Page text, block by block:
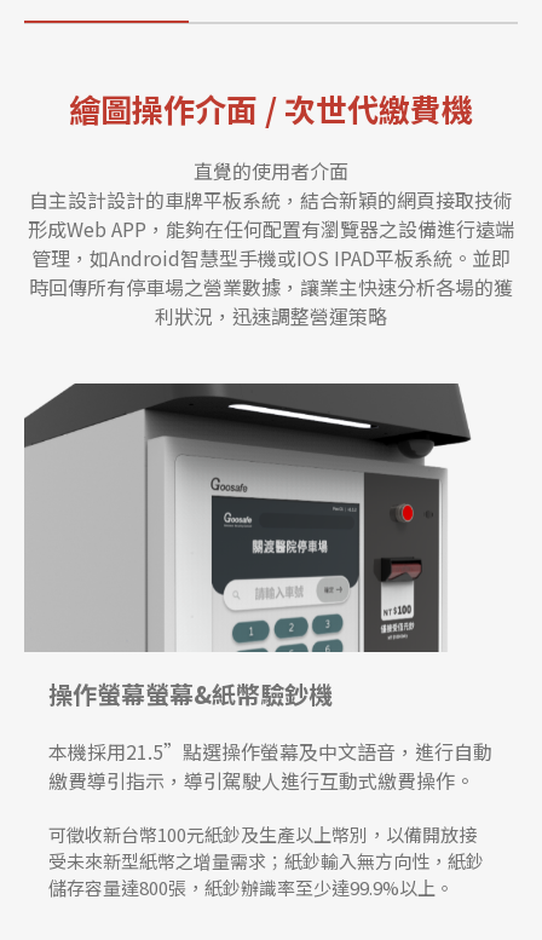
繪圖操作介面 / 次世代繳費機
直覺的使用者介面
自主設計設計的車牌平板系統，結合新穎的網頁接取技術
形成Web APP，能夠在任何配置有瀏覽器之設備進行遠端
管理，如Android智慧型手機或IOS IPAD平板系統。並即
時回傳所有停車場之營業數據，讓業主快速分析各場的獲
利狀況，迅速調整營運策略
操作螢幕螢幕&紙幣驗鈔機
本機採用21.5”點選操作螢幕及中文語音，進行自動
繳費導引指示，導引駕駛人進行互動式繳費操作。
可徵收新台幣100元紙鈔及生產以上幣別，以備開放接
受未來新型紙幣之增量需求；紙鈔輸入無方向性，紙鈔
儲存容量達800張，紙鈔辦識率至少達99.9%以上。